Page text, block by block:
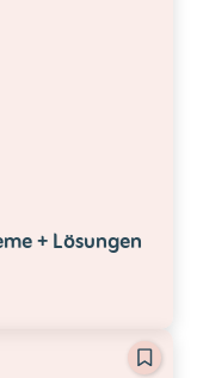
+ Lösungen